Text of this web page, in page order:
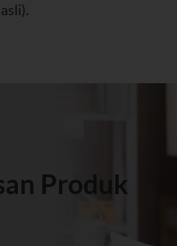
Produk